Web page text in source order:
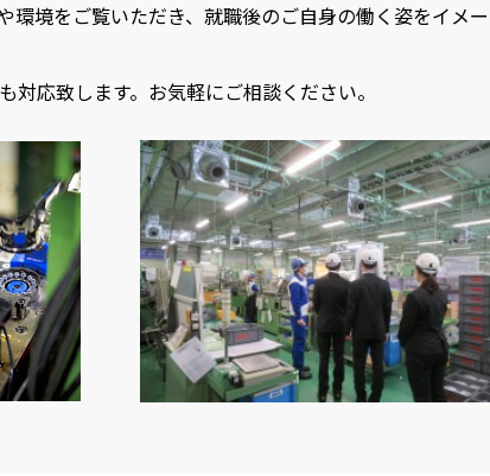
境をご覧いただき、就職後のご自身の働く姿をイメー
対応致します。お気軽にご相談ください。